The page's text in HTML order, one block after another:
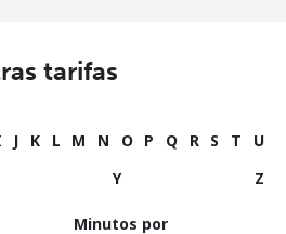
tarifas
J K L M N O P Q R S T
U
Y Z
Minutos por